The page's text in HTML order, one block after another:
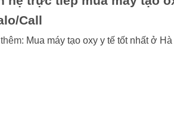
Call
Mua máy tạo oxy y tế tốt nhất ở